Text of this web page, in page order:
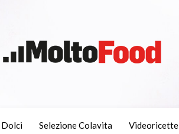
Dolci Selezione Colavita Videoricette